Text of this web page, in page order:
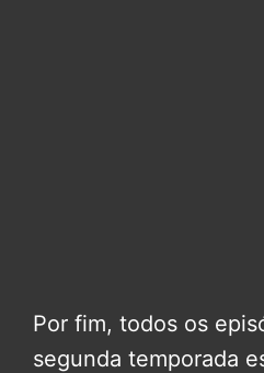
Por fim, todos os
segunda temporada